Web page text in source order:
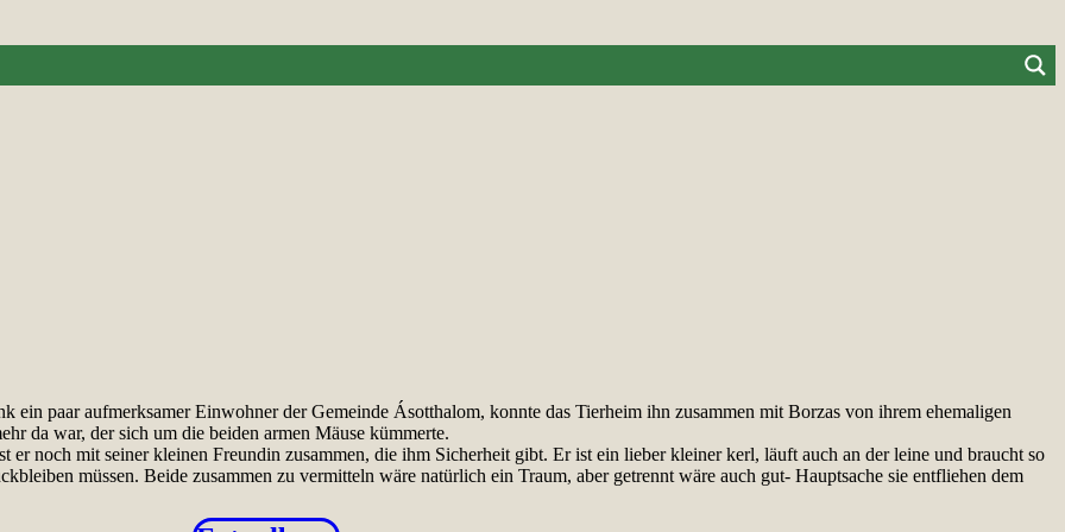
ein paar aufmerksamer Einwohner der Gemeinde Ásotthalom, konnte das Tierheim ihn zusammen mit Borzas von ihrem ehemaligen
da war, der sich um die beiden armen Mäuse kümmerte.
noch mit seiner kleinen Freundin zusammen, die ihm Sicherheit gibt. Er ist ein lieber kleiner kerl, läuft auch an der leine und braucht so
müssen. Beide zusammen zu vermitteln wäre natürlich ein Traum, aber getrennt wäre auch gut- Hauptsache sie entfliehen dem